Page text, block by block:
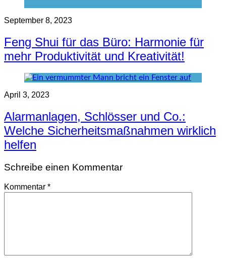
September 8, 2023
Feng Shui für das Büro: Harmonie für
mehr Produktivität und Kreativität!
April 3, 2023
Alarmanlagen, Schlösser und Co.:
Welche Sicherheitsmaßnahmen wirklich
helfen
Schreibe einen Kommentar
Kommentar *